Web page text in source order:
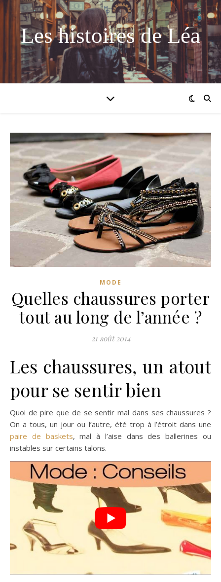
Les histoires de Léa
MODE
Quelles chaussures porter
tout au long de l’année ?
21 août 2014
Les chaussures, un atout
pour se sentir bien
Quoi de pire que de se sentir mal dans ses chaussures ?
On a tous, un jour ou l’autre, été trop à l’étroit dans une
paire de baskets, mal à l’aise dans des ballerines ou
instables sur certains talons.